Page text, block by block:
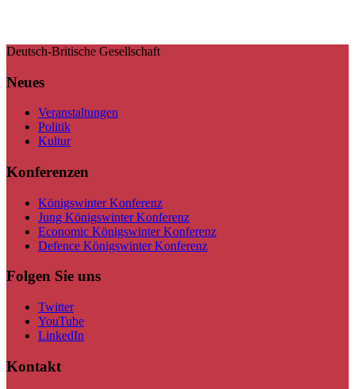
Deutsch-Britische Gesellschaft
Neues
Veranstaltungen
Politik
Kultur
Konferenzen
Königswinter Konferenz
Jung Königswinter Konferenz
Economic Königswinter Konferenz
Defence Königswinter Konferenz
Folgen Sie uns
Twitter
YouTube
LinkedIn
Kontakt